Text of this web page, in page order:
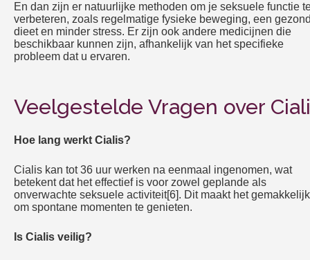
En dan zijn er natuurlijke methoden om je seksuele functie
verbeteren, zoals regelmatige fysieke beweging, een
dieet en minder stress. Er zijn ook andere medicijnen die
beschikbaar kunnen zijn, afhankelijk van het specifieke
probleem dat u ervaren.
Veelgestelde Vragen over
Hoe lang werkt Cialis?
Cialis kan tot 36 uur werken na eenmaal ingenomen, wat
betekent dat het effectief is voor zowel geplande als
onverwachte seksuele activiteit[6]. Dit maakt het
om spontane momenten te genieten.
Is Cialis veilig?